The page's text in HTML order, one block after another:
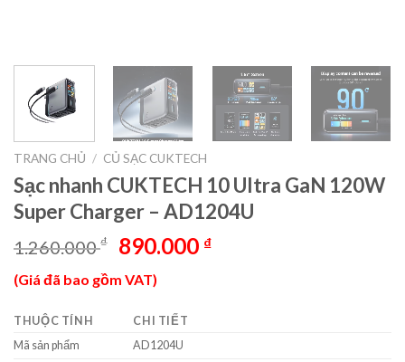
TRANG CHỦ / CỦ SẠC CUKTECH
Sạc nhanh CUKTECH 10 Ultra GaN 120W
Super Charger – AD1204U
1.260.000₫
Giá
là:
1.260.000 ₫.
890.000 ₫Giá
(Giá đã bao gồm VAT)
THUỘC TÍNH
CHI TIẾT
Mã sản phẩm
AD1204U